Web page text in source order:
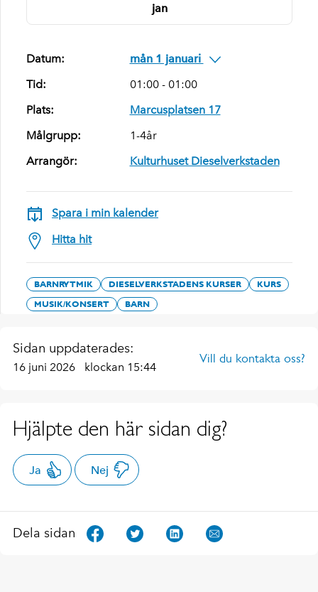
jan
Datum:
mån 1 januari
Tid:
01:00 - 01:00
Plats:
Marcusplatsen 17
Målgrupp:
1-4år
Arrangör:
Kulturhuset Dieselverkstaden
Spara i min kalender
Hitta hit
BARNRYTMIK DIESELVERKSTADENS KURSER
KURS
MUSIK/KONSERT
BARN
Sidan uppdaterades:
16 juni 2026 klockan 15:44
Vill du kontakta oss?
Hjälpte den här sidan dig?
Ja Nej
Dela sidan